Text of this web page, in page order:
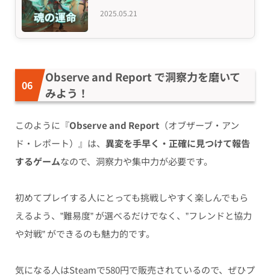
2025.05.21
Observe and Report で洞察力を磨いて
みよう！
このように『Observe and Report（オブザーブ・アン
ド・レポート）』は、 異変を手早く・正確に見つけて報告
するゲームなので、洞察力や集中力が必要です。
初めてプレイする人にとっても挑戦しやすく楽しんでもら
えるよう、”難易度” が選べるだけでなく、”フレンドと協力
や対戦” ができるのも魅力的です。
気になる人はSteamで580円で販売されているので、ぜひプ